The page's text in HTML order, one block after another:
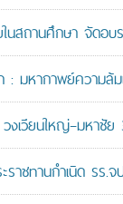
สถานศึกษา จัดอบ
มหากาพย์ความล้ม
วงเวียนใหญ่–มหา
าชทานกำเนิด ร